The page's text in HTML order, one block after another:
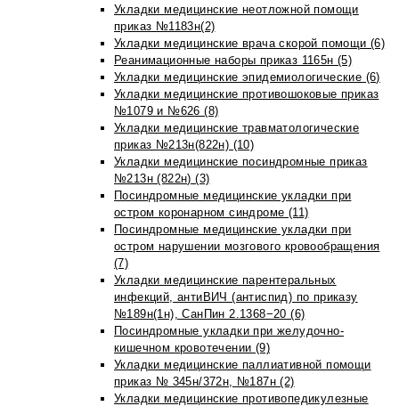
Укладки медицинские неотложной помощи
приказ №1183н(2)
Укладки медицинские врача скорой помощи (6)
Реанимационные наборы приказ 1165н (5)
Укладки медицинские эпидемиологические (6)
Укладки медицинские противошоковые приказ
№1079 и №626 (8)
Укладки медицинские травматологические
приказ №213н(822н) (10)
Укладки медицинские посиндромные приказ
№213н (822н) (3)
Посиндромные медицинские укладки при
остром коронарном синдроме (11)
Посиндромные медицинские укладки при
остром нарушении мозгового кровообращения
(7)
Укладки медицинские парентеральных
инфекций, антиВИЧ (антиспид) по приказу
№189н(1н), СанПин 2.1368−20 (6)
Посиндромные укладки при желудочно-
кишечном кровотечении (9)
Укладки медицинские паллиативной помощи
приказ № 345н/372н, №187н (2)
Укладки медицинские противопедикулезные